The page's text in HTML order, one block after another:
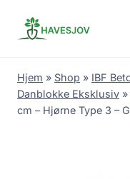
Hjem » Shop » IBF
Danblokke Eksklusiv »
cm – Hjørne Type 3 –